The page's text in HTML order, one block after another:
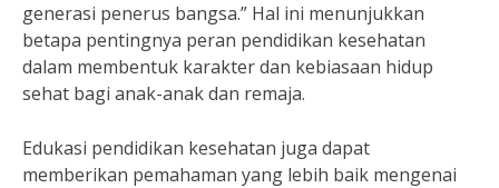
generasi penerus bangsa.” Hal ini menunjukkan
betapa pentingnya peran pendidikan kesehatan
dalam membentuk karakter dan kebiasaan hidup
sehat bagi anak-anak dan remaja.
Edukasi pendidikan kesehatan juga dapat
memberikan pemahaman yang lebih baik mengenai